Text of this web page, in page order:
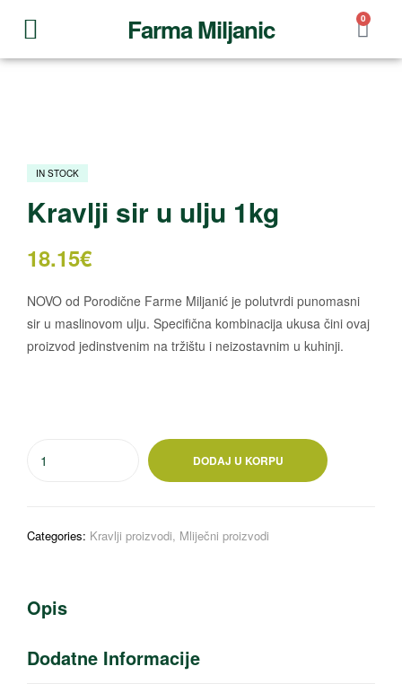
Farma Miljanic 0
IN STOCK
Kravlji sir u ulju 1kg
18.15€
NOVO od Porodične Farme Miljanić je polutvrdi punomasni
sir u maslinovom ulju. Specifična kombinacija ukusa čini ovaj
proizvod jedinstvenim na tržištu i neizostavnim u kuhinji.
DODAJ U KORPU
Categories: Kravlji proizvodi, Mliječni proizvodi
Opis
Dodatne Informacije